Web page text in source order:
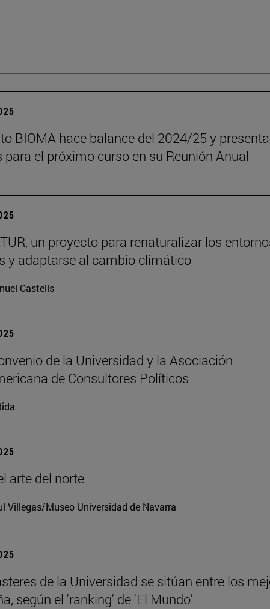
BIOMA hace balance del 2024/25 y
para el próximo curso en su Reunión Anual
un proyecto para renaturalizar los
y adaptarse al cambio climático
Castells
de la Universidad y la Asociación
de Consultores Políticos
arte del norte
Villegas/Museo Universidad de Navarra
de la Universidad se sitúan entre los
según el 'ranking' de 'El Mundo'